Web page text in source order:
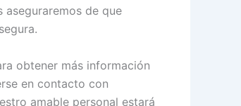
aseguraremos de que
obtener más información
en contacto con
amable personal estará